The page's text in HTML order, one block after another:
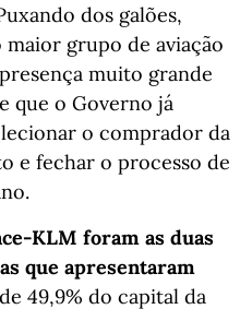
dos galões,
grupo de aviação
muito grande
que o Governo já
o comprador da
e fechar o processo de
KLM foram as duas
que apresentaram
de 49,9% do capital da